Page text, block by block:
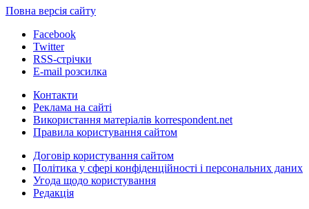
Повна версія сайту
Facebook
Twitter
RSS-стрічки
E-mail розсилка
Контакти
Реклама на сайті
Використання матеріалів korrespondent.net
Правила користування сайтом
Договір користування сайтом
Політика у сфері конфіденційності і персональних даних
Угода щодо користування
Редакція